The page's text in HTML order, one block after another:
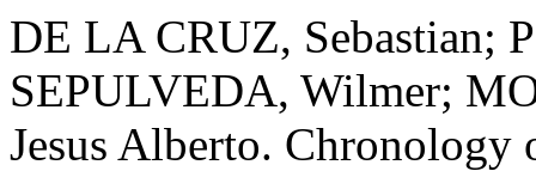
DE LA CRUZ, Sebastian;
SEPULVEDA, Wilmer;
Jesus Alberto.